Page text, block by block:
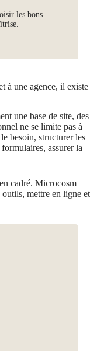
les bons
à une agence, il existe
une base de site, des
ne se limite pas à
besoin, structurer les
assurer la
cadré. Microcosm
mettre en ligne et